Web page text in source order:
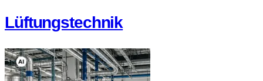
Lüftungstechnik